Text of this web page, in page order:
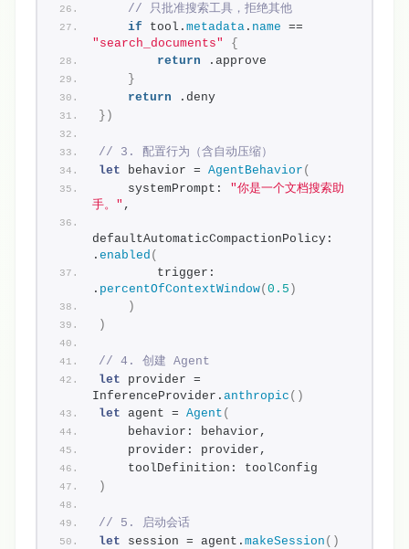
// 只批准搜索工具，拒绝其他
if tool. metadata . name
"search_documents"
{
return .approve
}
return .deny
})
// 3. 配置行为（含自动压缩）
let behavior = AgentBehavior (
    systemPrompt:
"你是一个文档搜索助
手。" ,
defaultAutomaticCompactionPolicy:
. enabled (
        trigger:
. percentOfContextWindow( 0.5 )
)
)
// 4. 创建 Agent
let provider =
InferenceProvider. anthropic ()
let agent = Agent (
    behavior: behavior,
    provider: provider,
    toolDefinition: toolConfig
)
// 5. 启动会话
let session = agent. makeSession ()